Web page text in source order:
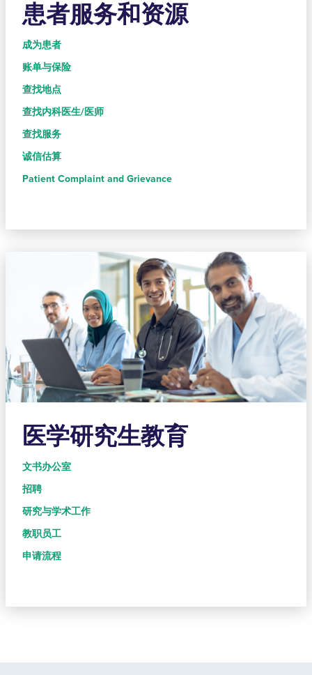
患者服务和资源
成为患者
账单与保险
查找地点
查找内科医生/医师
查找服务
诚信估算
Patient Complaint and Grievance
医学研究生教育
文书办公室
招聘
研究与学术工作
教职员工
申请流程